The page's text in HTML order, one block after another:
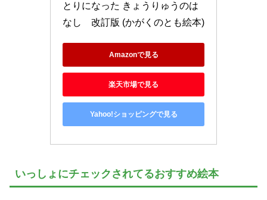
とりになった きょうりゅうのは
なし　改訂版 (かがくのとも絵本)
Amazonで見る
楽天市場で見る
Yahoo!ショッピングで見る
いっしょにチェックされてるおすすめ絵本